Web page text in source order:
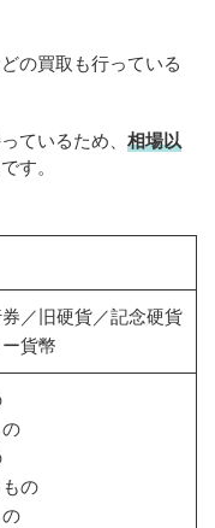
の買取も行っている
ているため、 相場以
す。
／旧硬貨／記念硬貨
貨幣
の